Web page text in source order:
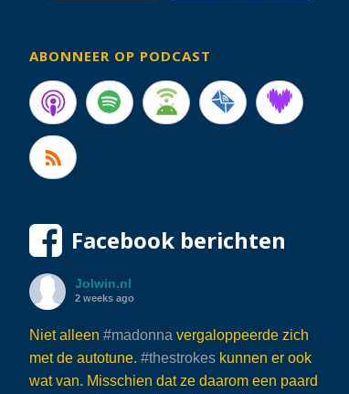
ABONNEER OP PODCAST
Facebook berichten
Jolwin.nl
2 weeks ago
Niet alleen #madonna vergaloppeerde zich
met de autotune. #thestrokes kunnen er ook
wat van. Misschien dat ze daarom een paard